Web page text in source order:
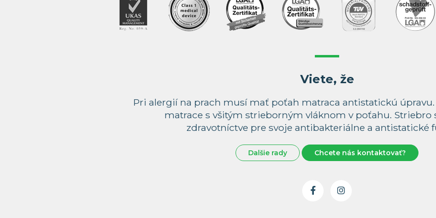
Viete, že
Pri alergií na prach musí mať poťah matraca antistatickú
matrace s všitým strieborným vláknom v poťahu. Striebro
zdravotníctve pre svoje antibakteriálne a antistatické
Dalšie rady Chcete nás kontaktovať?